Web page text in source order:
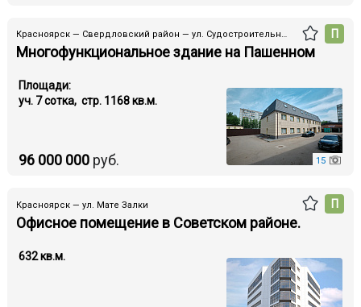
Красноярск — Свердловский район — ул. Судостроительная
Многофункциональное здание на Пашенном
П
15
96 000 000руб.
Площади:
уч. 7 cотка, стр. 1168 кв.м.
Красноярск — ул. Мате Залки
Офисное помещение в Советском районе.
П
632 кв.м.